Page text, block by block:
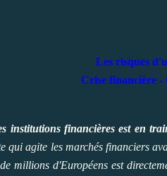
Les risques
Crise financière -
institutions financières est en
qui agite les marchés financiers
millions d'Européens est